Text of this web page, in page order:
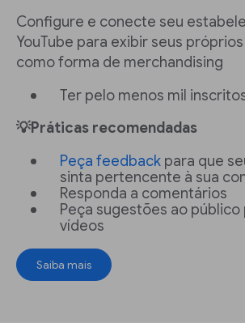
Configure e conecte seu
YouTube para exibir seus
como forma de merchandising
Ter pelo menos mil
💡Práticas recomendadas
Peça feedback para que
sinta pertencente à sua
Responda a comentários
Peça sugestões ao público
vídeos
Saiba mais